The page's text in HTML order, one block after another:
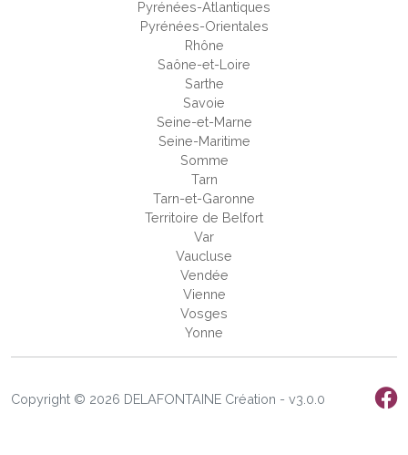
Pyrénées-Atlantiques
Pyrénées-Orientales
Rhône
Saône-et-Loire
Sarthe
Savoie
Seine-et-Marne
Seine-Maritime
Somme
Tarn
Tarn-et-Garonne
Territoire de Belfort
Var
Vaucluse
Vendée
Vienne
Vosges
Yonne
Copyright © 2026 DELAFONTAINE Création - v3.0.0